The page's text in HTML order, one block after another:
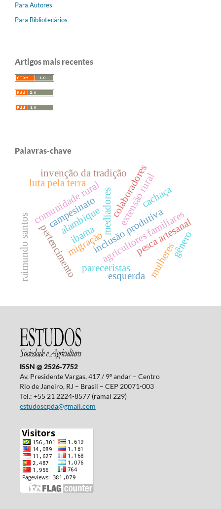
Para Autores
Para Bibliotecários
Artigos mais recentes
Palavras-chave
inclusão produtiva
agricultores familiares
extensão rural
mediadores
migração
comunidade rural
pertencimento
colaboradores
pareceristas
invenção da tradição
cachaça
alambique pesca artesanal
ibama
raimundo santos esquerda mulheres
campesinato
gênero
luta pela terra
ISSN @ 2526-7752
Av. Presidente Vargas, 417 / 9º andar – Centro
Rio de Janeiro, RJ – Brasil – CEP 20071-003
Tel.: +55 21 2224-8577 (ramal 229)
estudoscpda@gmail.com